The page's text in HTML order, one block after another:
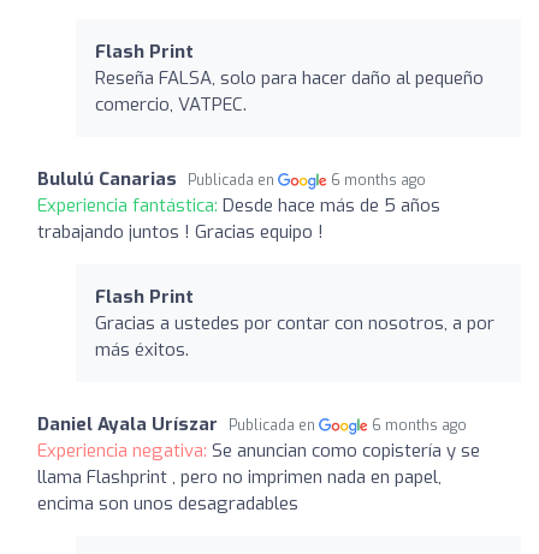
Flash Print
Reseña FALSA, solo para hacer daño al pequeño
comercio, VATPEC.
Bululú Canarias Publicada en 6 months ago
Experiencia fantástica: Desde hace más de 5 años
trabajando juntos ! Gracias equipo !
Flash Print
Gracias a ustedes por contar con nosotros, a por
más éxitos.
Daniel Ayala Uríszar Publicada en 6 months ago
Experiencia negativa: Se anuncian como copistería y se
llama Flashprint , pero no imprimen nada en papel,
encima son unos desagradables